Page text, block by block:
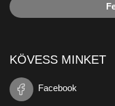
KÖVESS MINKET
Facebook